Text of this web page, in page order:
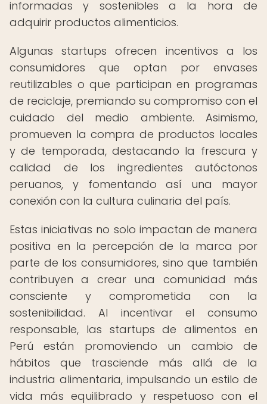
informadas y sostenibles a la hora de
adquirir productos alimenticios.
Algunas startups ofrecen incentivos a los
consumidores que optan por envases
reutilizables o que participan en programas
de reciclaje, premiando su compromiso con el
cuidado del medio ambiente. Asimismo,
promueven la compra de productos locales
y de temporada, destacando la frescura y
calidad de los ingredientes autóctonos
peruanos, y fomentando así una mayor
conexión con la cultura culinaria del país.
Estas iniciativas no solo impactan de manera
positiva en la percepción de la marca por
parte de los consumidores, sino que también
contribuyen a crear una comunidad más
consciente y comprometida con la
sostenibilidad. Al incentivar el consumo
responsable, las startups de alimentos en
Perú están promoviendo un cambio de
hábitos que trasciende más allá de la
industria alimentaria, impulsando un estilo de
vida más equilibrado y respetuoso con el